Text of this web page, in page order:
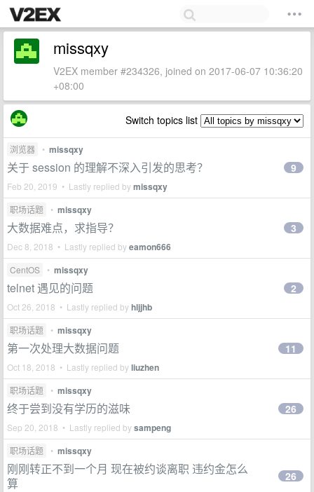
missqxy
V2EX member #234326, joined on 2017-06-07 10:36:20
+08:00
Switch topics list
浏览器 • missqxy
关于 session 的理解不深入引发的思考？
Feb 20, 2019 • Lastly replied bymissqxy
9
职场话题 • missqxy
大数据难点，求指导？
Dec 8, 2018 • Lastly replied byeamon666
3
CentOS • missqxy
telnet 遇见的问题
Oct 26, 2018 • Lastly replied byhljjhb
2
职场话题 • missqxy
第一次处理大数据问题
Oct 18, 2018 • Lastly replied byliuzhen
11
职场话题 • missqxy
终于尝到没有学历的滋味
Sep 20, 2018 • Lastly replied bysampeng
26
职场话题 • missqxy
刚刚转正不到一个月 现在被约谈离职 违约金怎么
算
26